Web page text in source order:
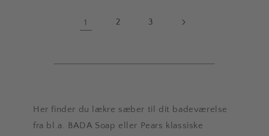
1 2 3
Her finder du lækre sæber til dit badeværelse
fra bl.a. BADA Soap eller Pears klassiske